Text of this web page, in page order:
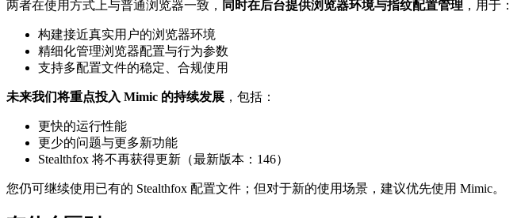
两者在使用方式上与普通浏览器一致， 同时在后台提供浏览器环境与指纹配置管理 ，用于：
构建接近真实用户的浏览器环境
精细化管理浏览器配置与行为参数
支持多配置文件的稳定、合规使用
未来我们将重点投入 Mimic 的持续发展 ，包括：
更快的运行性能
更少的问题与更多新功能
Stealthfox 将不再获得更新（最新版本：146）
您仍可继续使用已有的 Stealthfox 配置文件；但对于新的使用场景，建议优先使用 Mimic。